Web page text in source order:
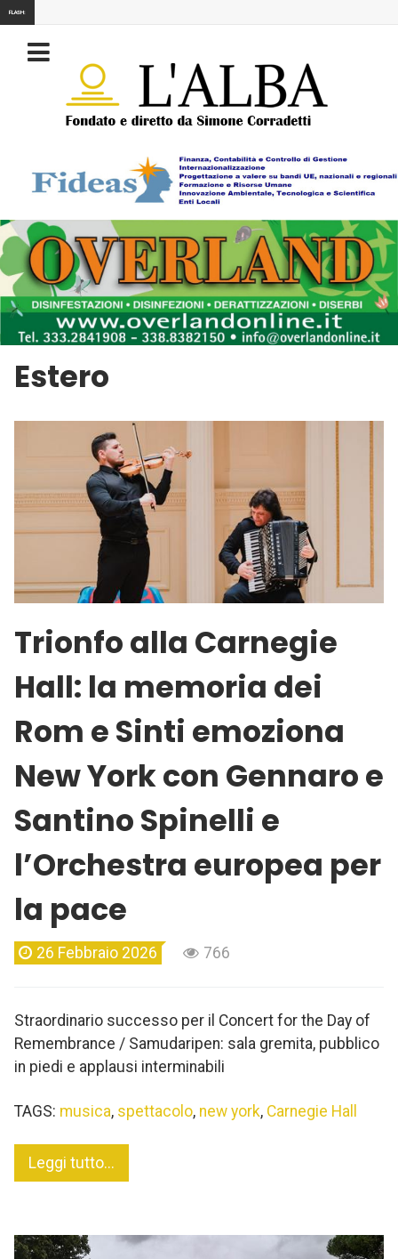
FLASH:
Estero
Trionfo alla Carnegie
Hall: la memoria dei
Rom e Sinti emoziona
New York con Gennaro e
Santino Spinelli e
l’Orchestra europea per
la pace
26 Febbraio 2026 766
Straordinario successo per il Concert for the Day of
Remembrance / Samudaripen: sala gremita, pubblico
in piedi e applausi interminabili
TAGS: musica, spettacolo, new york, Carnegie Hall
Leggi tutto...